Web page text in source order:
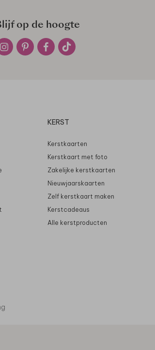
op de hoogte
KERST
Kerstkaarten
Kerstkaart met foto
Zakelijke kerstkaarten
Nieuwjaarskaarten
Zelf kerstkaart maken
Kerstcadeaus
Alle kerstproducten